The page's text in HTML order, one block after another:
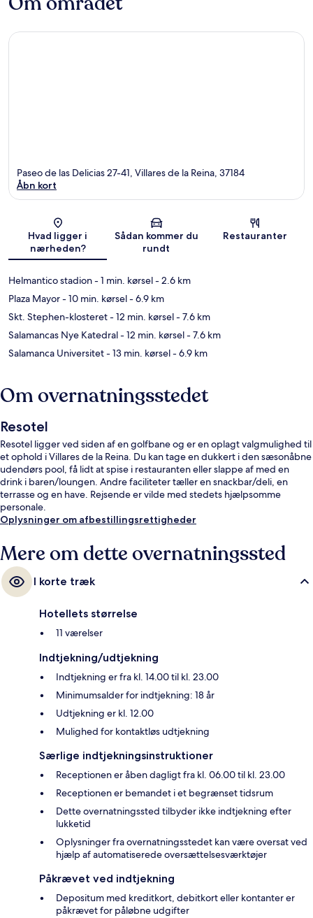
Kort
Paseo de las Delicias 27-41, Villares de la Reina, 37184
Åbn kort
Hvad ligger i
nærheden?
Sådan kommer du
rundt
Restauranter
Helmantico stadion- 1 min. kørsel- 2.6 km
Plaza Mayor- 10 min. kørsel- 6.9 km
Skt. Stephen-klosteret- 12 min. kørsel- 7.6 km
Salamancas Nye Katedral- 12 min. kørsel- 7.6 km
Salamanca Universitet- 13 min. kørsel- 6.9 km
Om overnatningsstedet
Resotel
Resotel ligger ved siden af en golfbane og er en oplagt valgmulighed til
et ophold i Villares de la Reina. Du kan tage en dukkert i den sæsonåbne
udendørs pool, få lidt at spise i restauranten eller slappe af med en
drink i baren/loungen. Andre faciliteter tæller en snackbar/deli, en
terrasse og en have. Rejsende er vilde med stedets hjælpsomme
personale.
Oplysninger om afbestillingsrettigheder
Mere om dette overnatningssted
I korte træk
Hotellets størrelse
11 værelser
Indtjekning/udtjekning
Indtjekning er fra kl. 14.00 til kl. 23.00
Minimumsalder for indtjekning: 18 år
Udtjekning er kl. 12.00
Mulighed for kontaktløs udtjekning
Særlige indtjekningsinstruktioner
Receptionen er åben dagligt fra kl. 06.00 til kl. 23.00
Receptionen er bemandet i et begrænset tidsrum
Dette overnatningssted tilbyder ikke indtjekning efter
lukketid
Oplysninger fra overnatningsstedet kan være oversat ved
hjælp af automatiserede oversættelsesværktøjer
Påkrævet ved indtjekning
Depositum med kreditkort, debitkort eller kontanter er
påkrævet for påløbne udgifter